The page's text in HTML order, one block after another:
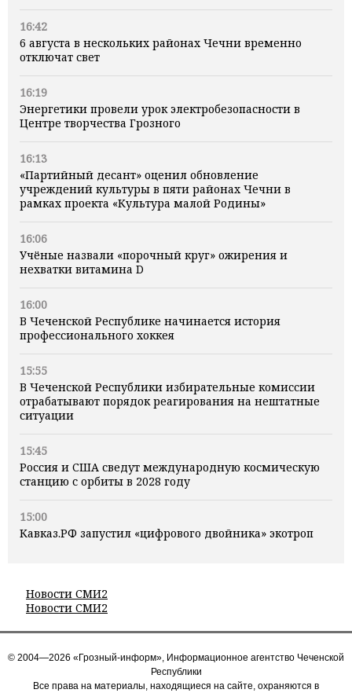
16:42
6 августа в нескольких районах Чечни временно
отключат свет
16:19
Энергетики провели урок электробезопасности в
Центре творчества Грозного
16:13
«Партийный десант» оценил обновление
учреждений культуры в пяти районах Чечни в
рамках проекта «Культура малой Родины»
16:06
Учёные назвали «порочный круг» ожирения и
нехватки витамина D
16:00
В Чеченской Республике начинается история
профессионального хоккея
15:55
В Чеченской Республики избирательные комиссии
отрабатывают порядок реагирования на нештатные
ситуации
15:45
Россия и США сведут международную космическую
станцию с орбиты в 2028 году
15:00
Кавказ.РФ запустил «цифрового двойника» экотроп
Новости СМИ2
Новости СМИ2
© 2004—2026 «Грозный-информ», Информационное агентство Чеченской
Республики
Все права на материалы, находящиеся на сайте, охраняются в